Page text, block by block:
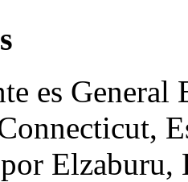
es
Elzaburu,